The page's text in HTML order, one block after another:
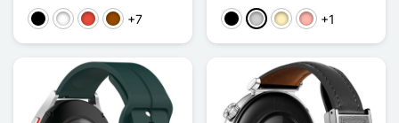
ZwartWit RoodBruin+7 ZwartZilverGoldenRose Goud
+1